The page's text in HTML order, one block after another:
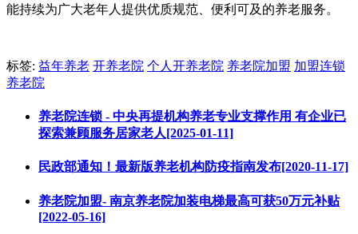
能持续为广大老年人提供优质规范、便利可及的养老服务。
标签: 益年养老 开养老院 个人开养老院 养老院加盟 加盟连锁
养老院
养老院连锁 - 中央再提机构养老专业支撑作用 有企业已
探索兼顾服务居家老人[2025-01-11]
民政部通知！最新版养老机构防疫指南发布[2020-11-17]
养老院加盟- 南京养老院加装电梯最高可获50万元补贴
[2022-05-16]